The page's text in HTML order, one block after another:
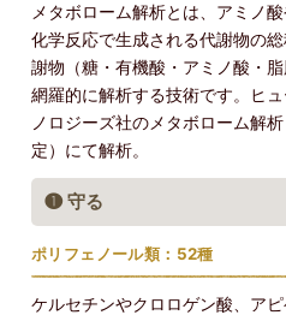
メタボローム解析とは、アミノ
化学反応で生成される代謝物の
謝物（糖・有機酸・アミノ酸・
網羅的に解析する技術です。ヒ
ノロジーズ社のメタボローム解
定）にて解析。
❶ 守る
ポリフェノール類：52種
ケルセチンやクロロゲン酸、ア